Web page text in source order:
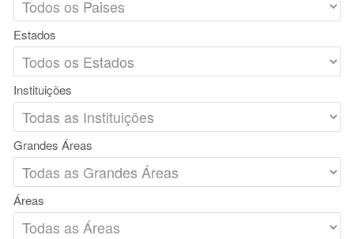
Estados
Instituições
Grandes Áreas
Áreas